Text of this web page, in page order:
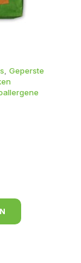
, Geperste